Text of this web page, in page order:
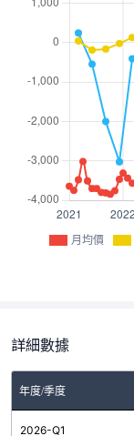
月均價
詳細數據
年度/季度
2026-Q1